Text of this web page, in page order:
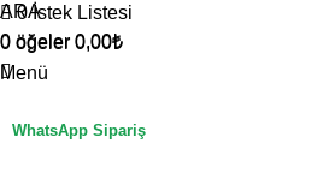
0İstek Listesi
0 öğeler 0,00₺
Menü
WhatsApp Sipariş
ARA
0 öğeler 0,00₺